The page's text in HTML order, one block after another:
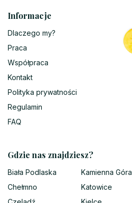
Informacje
Dlaczego my?
Praca
Współpraca
Kontakt
Polityka prywatności
Regulamin
FAQ
Gdzie nas znajdziesz?
Biała Podlaska
Chełmno
Kamienna Góra
Katowice